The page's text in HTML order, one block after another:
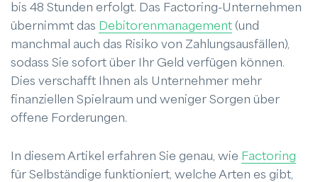
bis 48 Stunden erfolgt. Das Factoring-Unternehmen
übernimmt das Debitorenmanagement (und
manchmal auch das Risiko von Zahlungsausfällen),
sodass Sie sofort über Ihr Geld verfügen können.
Dies verschafft Ihnen als Unternehmer mehr
finanziellen Spielraum und weniger Sorgen über
offene Forderungen.
In diesem Artikel erfahren Sie genau, wie Factoring
für Selbständige funktioniert, welche Arten es gibt,